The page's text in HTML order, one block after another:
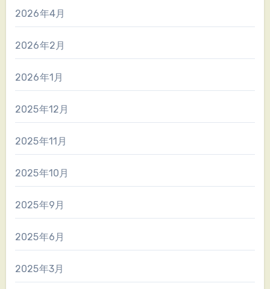
2026年4月
2026年2月
2026年1月
2025年12月
2025年11月
2025年10月
2025年9月
2025年6月
2025年3月